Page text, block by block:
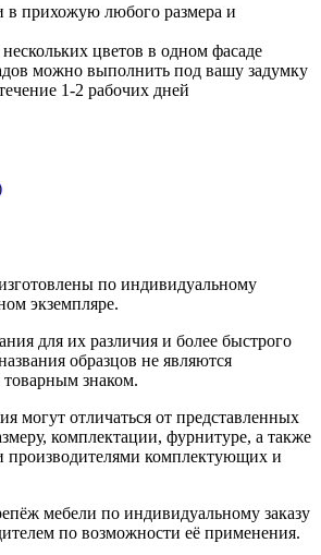
в прихожую любого размера и
цветов в одном фасаде
можно выполнить под вашу задумку
1-2 рабочих дней
по индивидуальному
экземпляре.
для их различия и более быстрого
образцов не являются
знаком.
могут отличаться от представленных
комплектации, фурнитуре, а также
производителями комплектующих и
мебели по индивидуальному заказу
по возможности её применения.